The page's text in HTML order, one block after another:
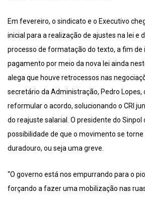
Em fevereiro, o sindicato e o Executivo
inicial para a realização de ajustes na lei e
processo de formatação do texto, a fim de
pagamento por meio da nova lei ainda
alega que houve retrocessos nas
secretário da Administração, Pedro Lopes,
reformular o acordo, solucionando o CRI
do reajuste salarial. O presidente do
possibilidade de que o movimento se
duradouro, ou seja uma greve.
“O governo está nos empurrando para o
forçando a fazer uma mobilização nas